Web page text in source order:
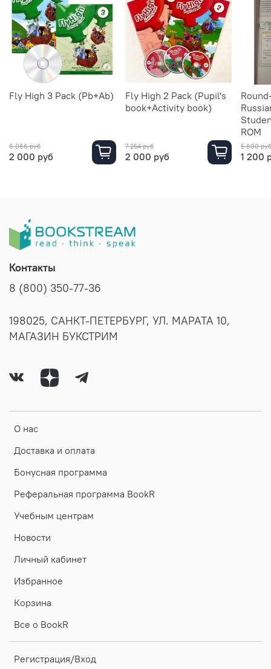
Fly High 3 Pack (Pb+Ab)
6 066 руб
2 000 руб
Fly High 2 Pack (Pupil's
book+Activity book)
7 254 руб
2 000 руб
ROM
5 600 руб
1 200
О нас
Доставка и оплата
Бонусная программа
Реферальная программа BookR
Учебным центрам
Новости
Личный кабинет
Избранное
Корзина
Все о BookR
Регистрация/Вход
Контакты
8 (800) 350-77-36
198025, САНКТ-ПЕТЕРБУРГ, УЛ. МАРАТА 10,
МАГАЗИН БУКСТРИМ